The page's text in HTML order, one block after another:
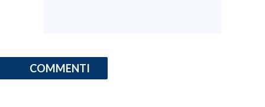
COMMENTI